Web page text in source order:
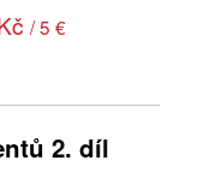
/ 5 €
2. díl